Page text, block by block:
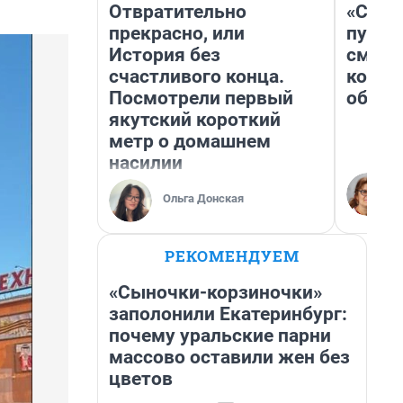
Отвратительно
прекрасно, или
История без
счастливого конца.
Посмотрели первый
якутский короткий
метр о домашнем
насилии
Ольга Донская
РЕКОМЕНДУЕМ
«Сыночки-корзиночки»
заполонили Екатеринбург:
почему уральские парни
массово оставили жен без
цветов